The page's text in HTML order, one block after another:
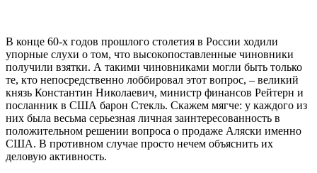
В конце 60-х годов прошлого столетия в России ходили
упорные слухи о том, что высокопоставленные чиновники
получили взятки. А такими чиновниками могли быть только
те, кто непосредственно лоббировал этот вопрос, – великий
князь Константин Николаевич, министр финансов Рейтерн и
посланник в США барон Стекль. Скажем мягче: у каждого из
них была весьма серьезная личная заинтересованность в
положительном решении вопроса о продаже Аляски именно
США. В противном случае просто нечем объяснить их
деловую активность.